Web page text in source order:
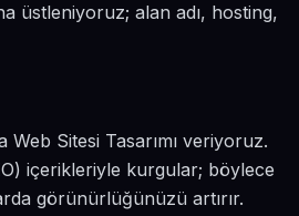
üstleniyoruz; alan adı, hosting,
Web Sitesi Tasarımı veriyoruz.
içerikleriyle kurgular; böylece
görünürlüğünüzü artırır.